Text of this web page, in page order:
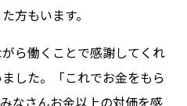
方もいます。
ら働くことで感謝してくれ
した。「これでお金をもら
なさんお金以上の対価を感